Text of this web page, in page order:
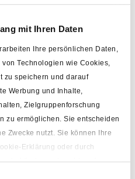
mit Ihren Daten
Ihre persönlichen Daten,
Technologien wie Cookies,
zu speichern und darauf
Werbung und Inhalte,
Zielgruppenforschung
zu ermöglichen. Sie entscheiden
Zwecke nutzt. Sie können Ihre
Erklärung oder durch
ändern oder widerrufen